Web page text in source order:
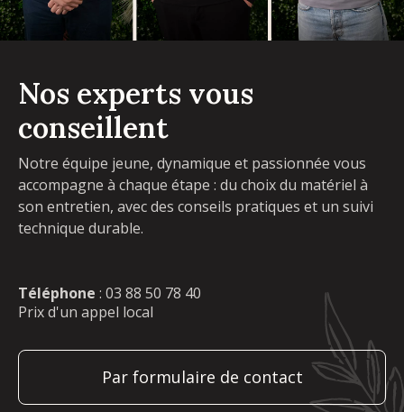
Nos experts vous
conseillent
Notre équipe jeune, dynamique et passionnée vous
accompagne à chaque étape : du choix du matériel à
son entretien, avec des conseils pratiques et un suivi
technique durable.
Téléphone : 03 88 50 78 40
Prix d'un appel local
Par formulaire de contact